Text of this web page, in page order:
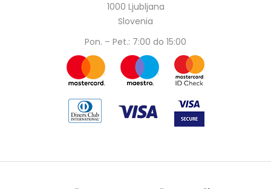
1000 Ljubljana
Slovenia
Pon. – Pet.: 7:00 do 15:00